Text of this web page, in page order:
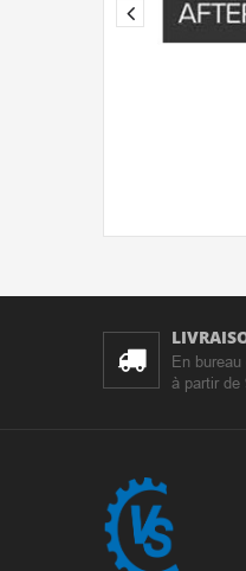
En
à partir de